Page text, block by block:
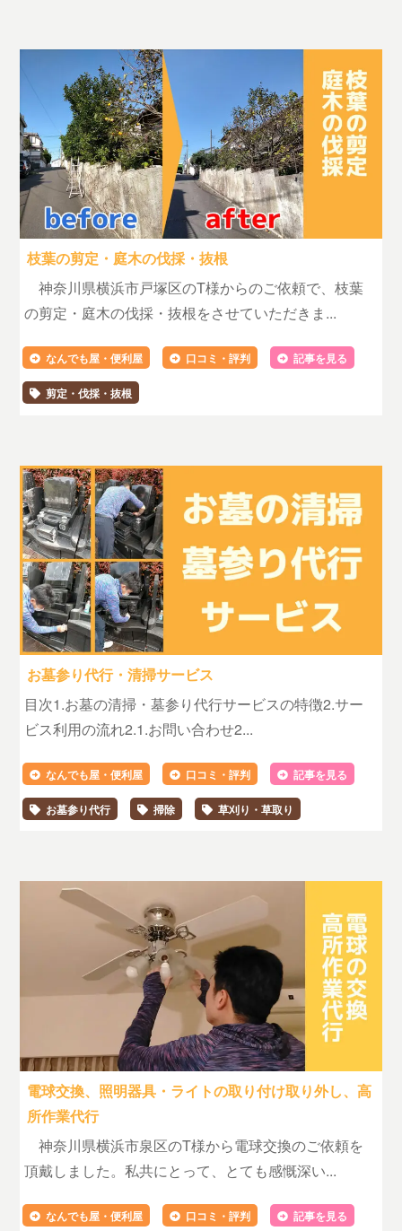
枝葉の剪定・庭木の伐採・抜根
神奈川県横浜市戸塚区のT様からのご依頼で、枝葉
の剪定・庭木の伐採・抜根をさせていただきま...
なんでも屋・便利屋 口コミ・評判 記事を見る
剪定・伐採・抜根
お墓参り代行・清掃サービス
目次1.お墓の清掃・墓参り代行サービスの特徴2.サー
ビス利用の流れ2.1.お問い合わせ2...
なんでも屋・便利屋 口コミ・評判 記事を見る
お墓参り代行 掃除 草刈り・草取り
電球交換、照明器具・ライトの取り付け取り外し、高
所作業代行
神奈川県横浜市泉区のT様から電球交換のご依頼を
頂戴しました。私共にとって、とても感慨深い...
なんでも屋・便利屋 口コミ・評判 記事を見る